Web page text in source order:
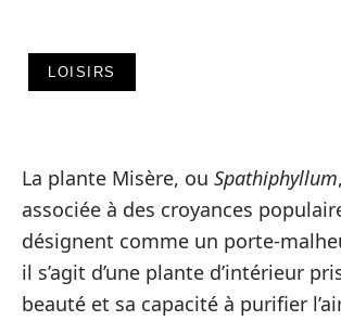
LOISIRS
La plante Misère, ou Spathiphyllum
associée à des croyances
désignent comme un porte-
il s’agit d’une plante d’intérieur
beauté et sa capacité à purifier